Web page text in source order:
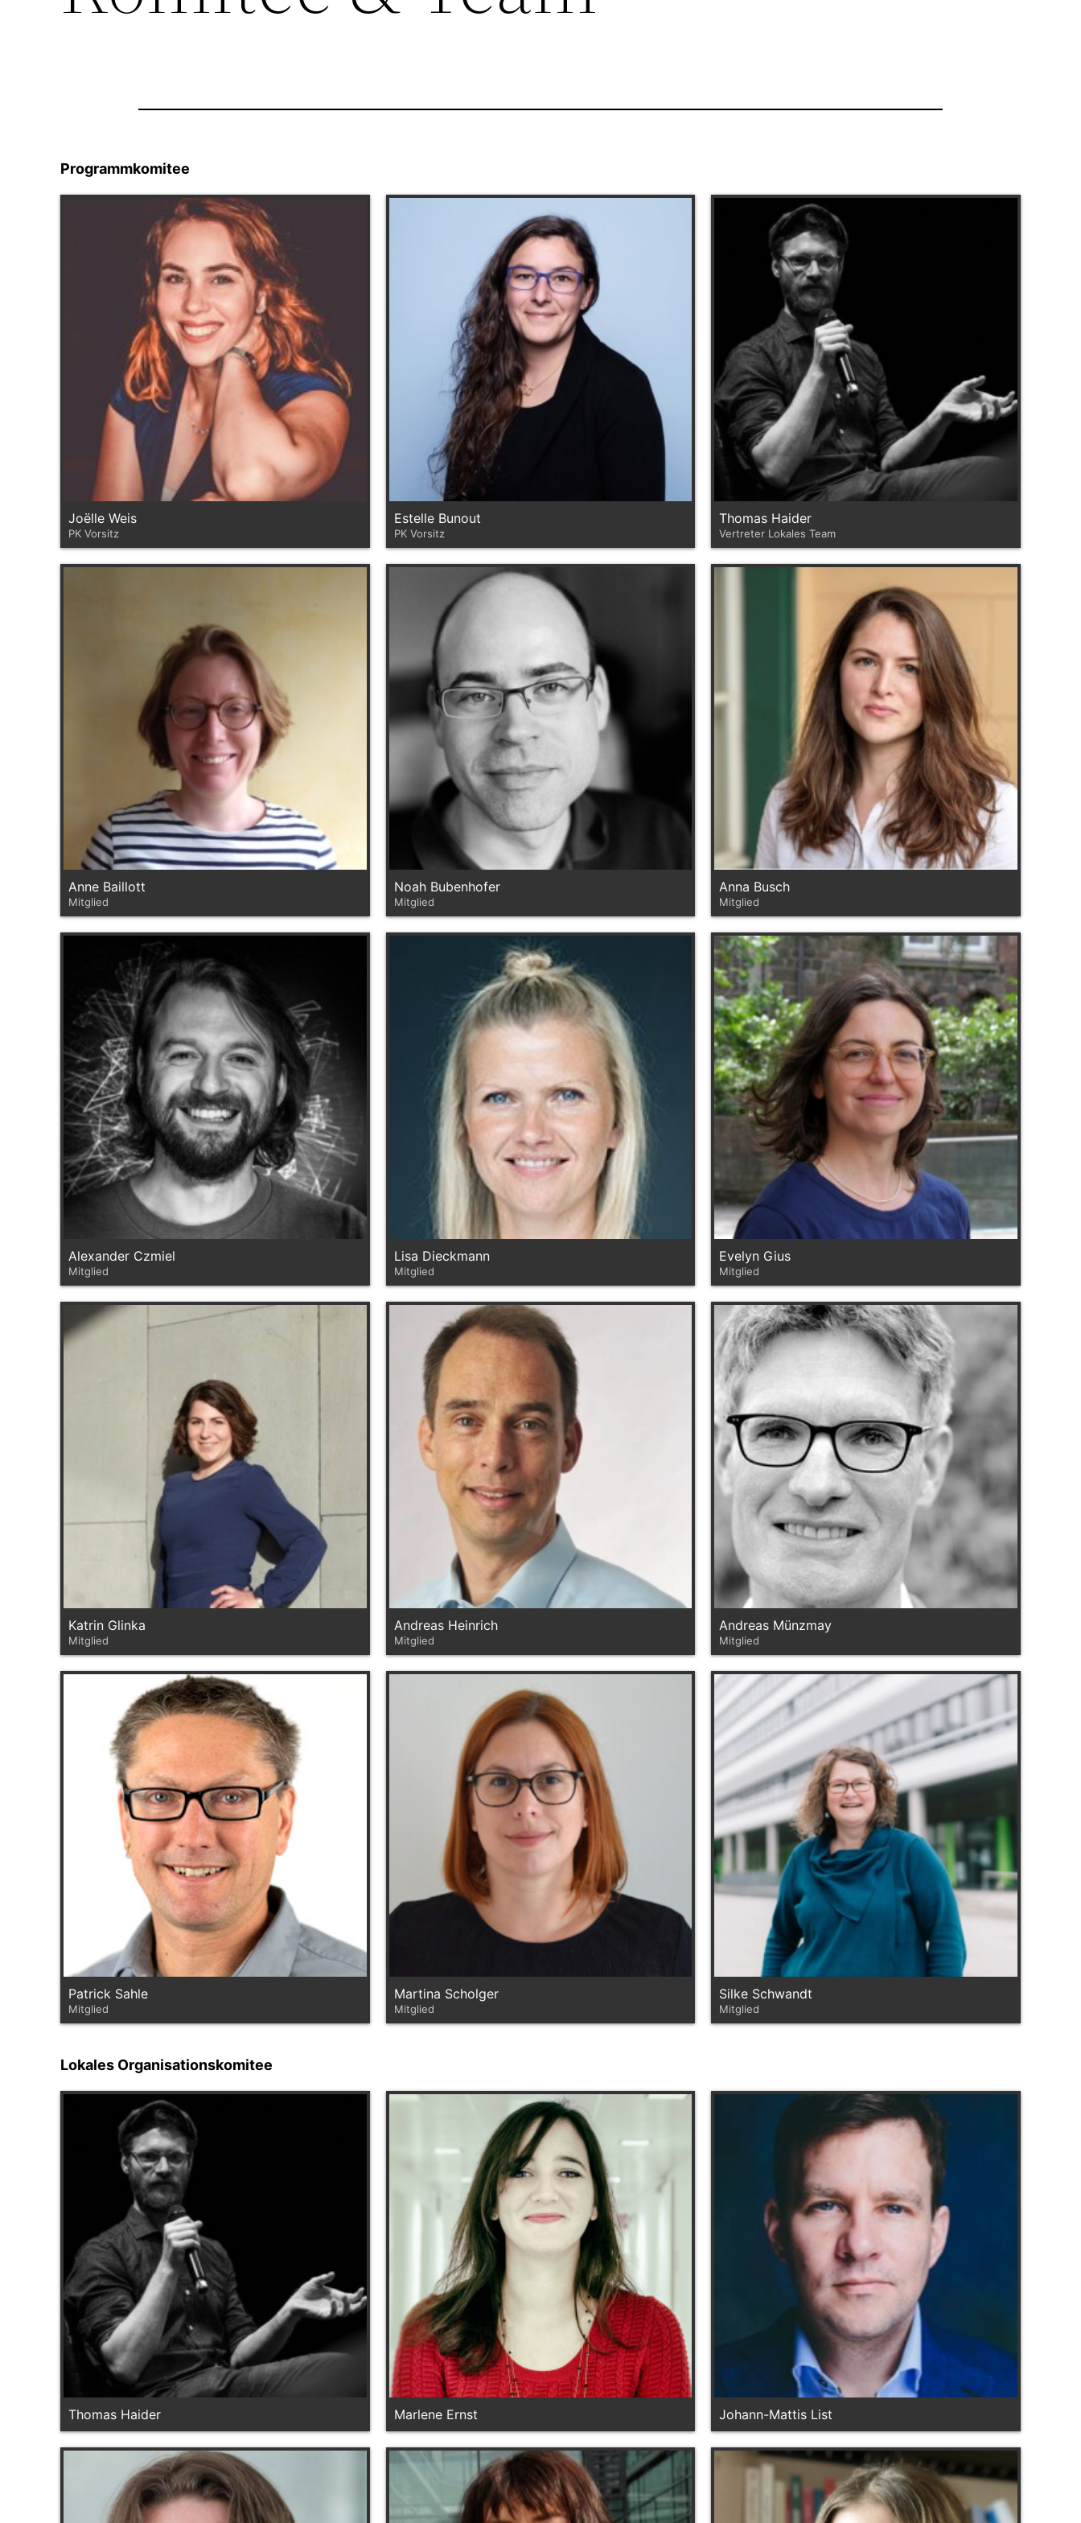
Programmkomitee
Joëlle Weis
PK Vorsitz
Estelle Bunout
PK Vorsitz
Thomas Haider
Vertreter Lokales Team
Anne Baillott
Mitglied
Noah Bubenhofer
Mitglied
Anna Busch
Mitglied
Alexander Czmiel
Mitglied
Lisa Dieckmann
Mitglied
Evelyn Gius
Mitglied
Katrin Glinka
Mitglied
Andreas Heinrich
Mitglied
Andreas Münzmay
Mitglied
Patrick Sahle
Mitglied
Martina Scholger
Mitglied
Silke Schwandt
Mitglied
Lokales Organisationskomitee
Thomas Haider Marlene Ernst Johann-Mattis List